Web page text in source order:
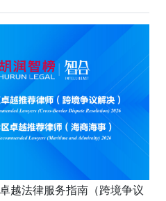
越法律服务指南（跨境争议